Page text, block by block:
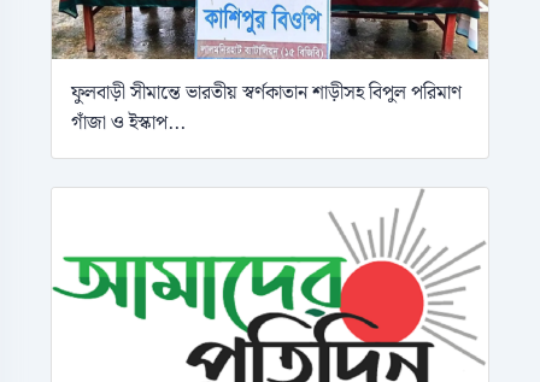
ফুলবাড়ী সীমান্তে ভারতীয় স্বর্ণকাতান শাড়ীসহ বিপুল পরিমাণ
গাঁজা ও ইস্কাপ...